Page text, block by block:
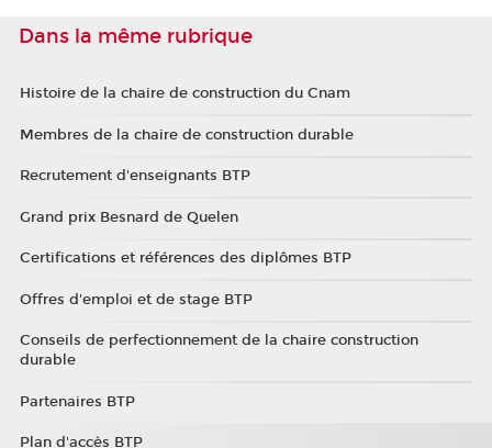
Dans la même rubrique
Histoire de la chaire de construction du Cnam
Membres de la chaire de construction durable
Recrutement d'enseignants BTP
Grand prix Besnard de Quelen
Certifications et références des diplômes BTP
Offres d'emploi et de stage BTP
Conseils de perfectionnement de la chaire construction
durable
Partenaires BTP
Plan d'accès BTP